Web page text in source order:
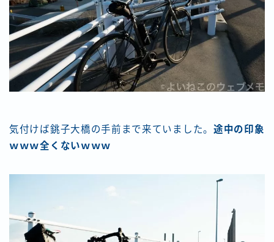
気付けば銚子大橋の手前まで来ていました。 途中の印象
ｗｗｗ全くないｗｗｗ